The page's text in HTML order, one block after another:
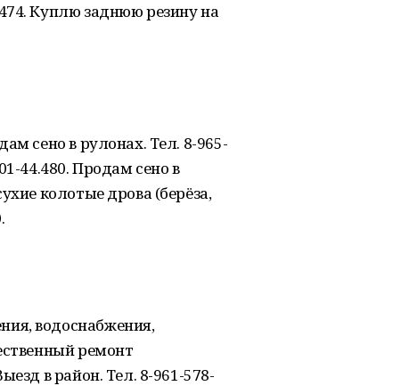
Куплю заднюю резину на
сено в рулонах. Тел. 8-965-
44.480. Продам сено в
колотые дрова (берёза,
водоснабжения,
ремонт
в район. Тел. 8-961-578-